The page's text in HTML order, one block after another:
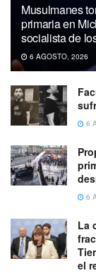
Musulmanes
primaria en
socialista de
6 AGOSTO, 2026
6
6
La
el